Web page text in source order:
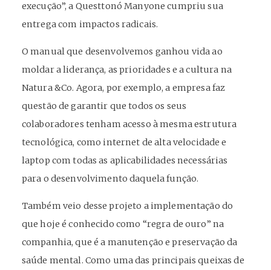
execução”, a Questtonó Manyone cumpriu sua
entrega com impactos radicais.
O manual que desenvolvemos ganhou vida ao
moldar a liderança, as prioridades e a cultura na
Natura &Co. Agora, por exemplo, a empresa faz
questão de garantir que todos os seus
colaboradores tenham acesso à mesma estrutura
tecnológica, como internet de alta velocidade e
laptop com todas as aplicabilidades necessárias
para o desenvolvimento daquela função.
Também veio desse projeto a implementação do
que hoje é conhecido como “regra de ouro” na
companhia, que é a manutenção e preservação da
saúde mental. Como uma das principais queixas de